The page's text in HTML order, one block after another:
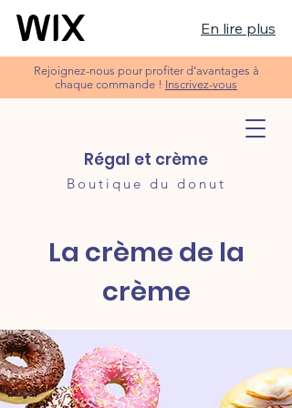
En lire plus